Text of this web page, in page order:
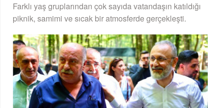
Farklı yaş gruplarından çok sayıda vatandaşın katıldığı
piknik, samimi ve sıcak bir atmosferde gerçekleşti.